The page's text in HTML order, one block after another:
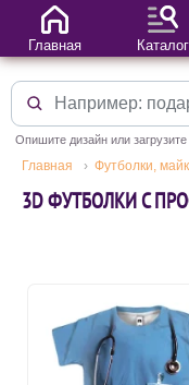
Опишите дизайн или
Главная Футболки,
3D ФУТБОЛКИ С
Главная Каталог